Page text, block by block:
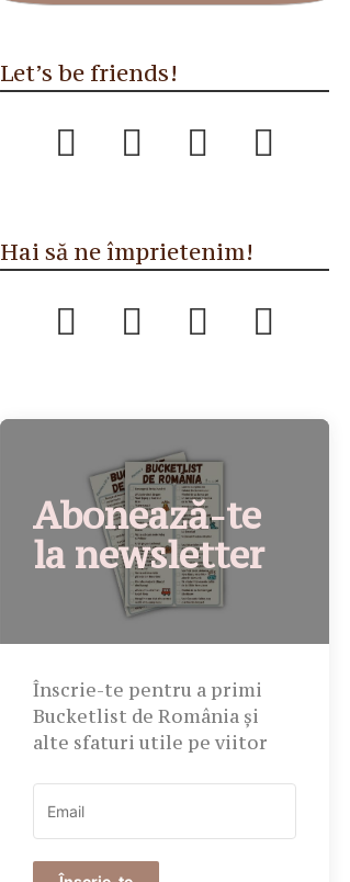
Let’s be friends!
Hai să ne împrietenim!
Abonează-te
la newsletter
Înscrie-te pentru a primi
Bucketlist de România și
alte sfaturi utile pe viitor